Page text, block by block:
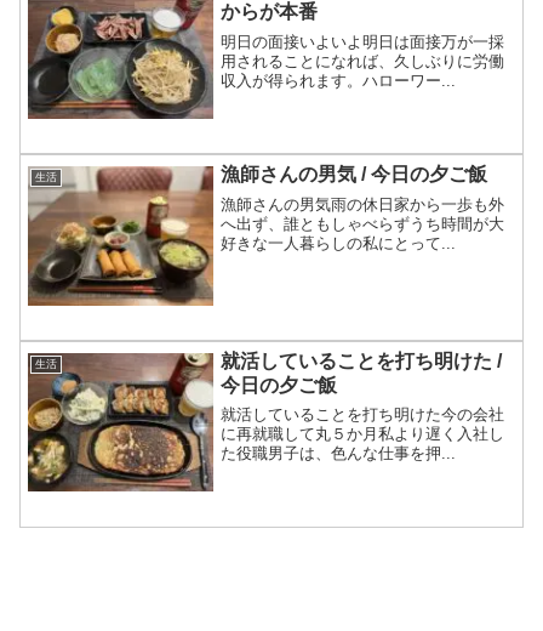
からが本番
明日の面接いよいよ明日は面接万が一採
用されることになれば、久しぶりに労働
収入が得られます。ハローワー...
生活 漁師さんの男気 / 今日の夕ご飯
漁師さんの男気雨の休日家から一歩も外
へ出ず、誰ともしゃべらずうち時間が大
好きな一人暮らしの私にとって...
生活
就活していることを打ち明けた /
今日の夕ご飯
就活していることを打ち明けた今の会社
に再就職して丸５か月私より遅く入社し
た役職男子は、色んな仕事を押...